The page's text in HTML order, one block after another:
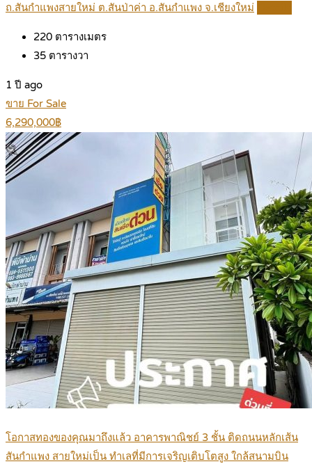
ถ.สันกำแพงสายใหม่ ต.สันป่าค่า อ.สันกำแพง จ.เชียงใหม่
220 ตารางเมตร
35 ตารางวา
1 ปี ago
ขาย For Sale
6,290,000฿
โอกาสทองของคุณมาถึงแล้ว อาคารพาณิชย์ 3 ชั้น ติดถนนหลักเส้น
สันกำแพง สายใหม่เป็น ทำเลที่มีการเจริญเติบโตสูง ใกล้สนามบิน